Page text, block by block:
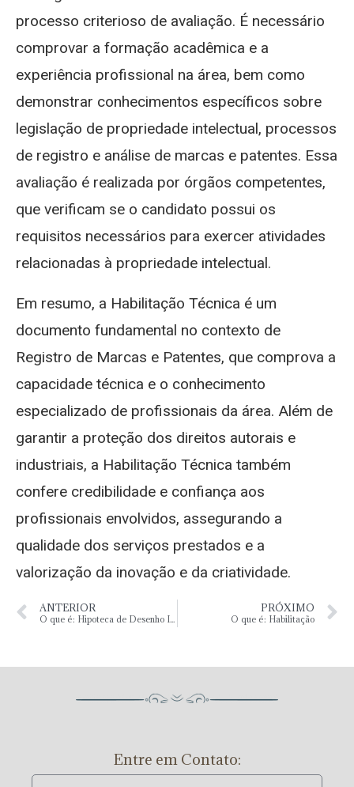
processo criterioso de avaliação. É necessário
comprovar a formação acadêmica e a
experiência profissional na área, bem como
demonstrar conhecimentos específicos sobre
legislação de propriedade intelectual, processos
de registro e análise de marcas e patentes. Essa
avaliação é realizada por órgãos competentes,
que verificam se o candidato possui os
requisitos necessários para exercer atividades
relacionadas à propriedade intelectual.
Em resumo, a Habilitação Técnica é um
documento fundamental no contexto de
Registro de Marcas e Patentes, que comprova a
capacidade técnica e o conhecimento
especializado de profissionais da área. Além de
garantir a proteção dos direitos autorais e
industriais, a Habilitação Técnica também
confere credibilidade e confiança aos
profissionais envolvidos, assegurando a
qualidade dos serviços prestados e a
valorização da inovação e da criatividade.
ANTERIOR
O que é: Hipoteca de Desenho Industrial
PRÓXIMO
O que é: Habilitação
Entre em Contato: